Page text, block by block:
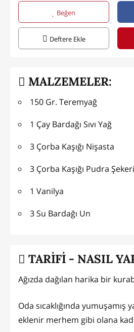
Beğen
Deftere Ekle
MALZEMELER:
150 Gr. Teremyağ
1 Çay Bardağı Sıvı Yağ
3 Çorba Kaşığı Nişasta
3 Çorba Kaşığı Pudra Şekeri
1 Vanilya
3 Su Bardağı Un
TARİFİ - NASIL
Ağızda dağılan harika bir
Oda sıcaklığında yumuşamış
eklenir merhem gibi olana